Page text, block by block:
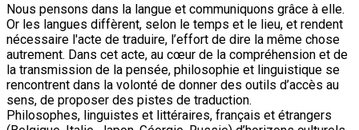
Nous pensons dans la langue et communiquons grâce à elle.
Or les langues diffèrent, selon le temps et le lieu, et rendent
nécessaire l'acte de traduire, l’effort de dire la même chose
autrement. Dans cet acte, au cœur de la compréhension et de
la transmission de la pensée, philosophie et linguistique se
rencontrent dans la volonté de donner des outils d’accès au
sens, de proposer des pistes de traduction.
Philosophes, linguistes et littéraires, français et étrangers